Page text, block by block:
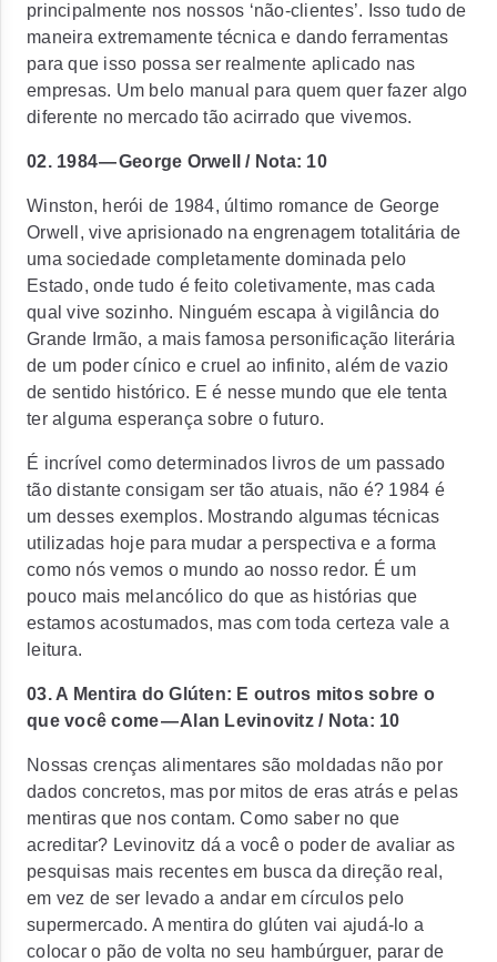
principalmente nos nossos ‘não-clientes’. Isso tudo de
maneira extremamente técnica e dando ferramentas
para que isso possa ser realmente aplicado nas
empresas. Um belo manual para quem quer fazer algo
diferente no mercado tão acirrado que vivemos.
02. 1984 — George Orwell / Nota: 10
Winston, herói de 1984, último romance de George
Orwell, vive aprisionado na engrenagem totalitária de
uma sociedade completamente dominada pelo
Estado, onde tudo é feito coletivamente, mas cada
qual vive sozinho. Ninguém escapa à vigilância do
Grande Irmão, a mais famosa personificação literária
de um poder cínico e cruel ao infinito, além de vazio
de sentido histórico. E é nesse mundo que ele tenta
ter alguma esperança sobre o futuro.
É incrível como determinados livros de um passado
tão distante consigam ser tão atuais, não é? 1984 é
um desses exemplos. Mostrando algumas técnicas
utilizadas hoje para mudar a perspectiva e a forma
como nós vemos o mundo ao nosso redor. É um
pouco mais melancólico do que as histórias que
estamos acostumados, mas com toda certeza vale a
leitura.
03. A Mentira do Glúten: E outros mitos sobre o
que você come — Alan Levinovitz / Nota: 10
Nossas crenças alimentares são moldadas não por
dados concretos, mas por mitos de eras atrás e pelas
mentiras que nos contam. Como saber no que
acreditar? Levinovitz dá a você o poder de avaliar as
pesquisas mais recentes em busca da direção real,
em vez de ser levado a andar em círculos pelo
supermercado. A mentira do glúten vai ajudá-lo a
colocar o pão de volta no seu hambúrguer, parar de